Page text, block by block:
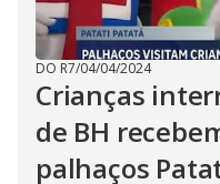
DO R7/04/04/2024
Crianças
de BH
palhaços